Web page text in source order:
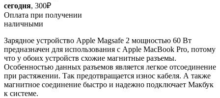
сегодня, 300₽
Оплата при получении
наличными
Зарядное устройство Apple Magsafe 2 мощностью 60 Вт
предназначен для использования с Apple MacBook Pro, потому
что у обоих устройств схожие магнитные разъемы.
Особенностью данных разъемов является легкое отсоединение
при растяжении. Так предотвращается износ кабеля. А также
магнитное соединение быстро и надежно подключает Макбук
к системе.